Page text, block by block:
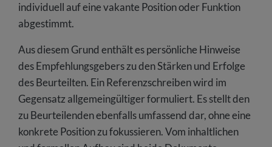
individuell auf eine vakante Position oder Funktion
abgestimmt.
Aus diesem Grund enthält es persönliche Hinweise
des Empfehlungsgebers zu den Stärken und Erfolge
des Beurteilten. Ein Referenzschreiben wird im
Gegensatz allgemeingültiger formuliert. Es stellt den
zu Beurteilenden ebenfalls umfassend dar, ohne eine
konkrete Position zu fokussieren. Vom inhaltlichen